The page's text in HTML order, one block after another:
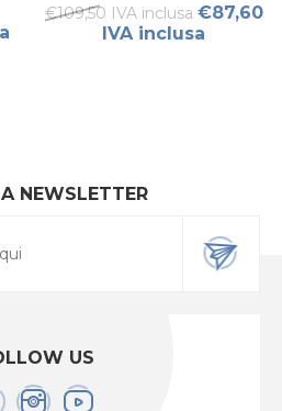
€109,50 IVA inclusa €87,60
IVA inclusa
NEWSLETTER
US